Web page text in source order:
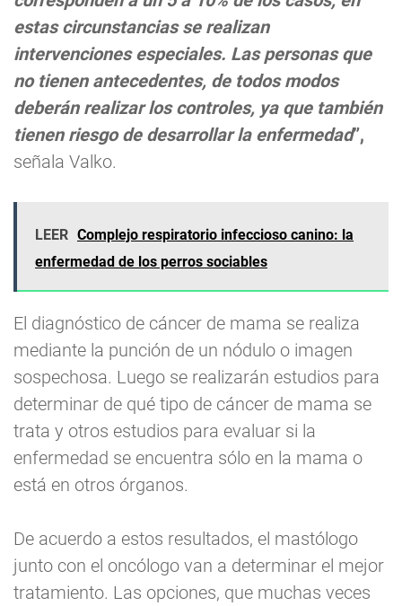
estas circunstancias se realizan
intervenciones especiales. Las personas que
no tienen antecedentes, de todos modos
deberán realizar los controles, ya que también
tienen riesgo de desarrollar la enfermedad”,
señala Valko.
LEER Complejo respiratorio infeccioso canino: la
enfermedad de los perros sociables
El diagnóstico de cáncer de mama se realiza
mediante la punción de un nódulo o imagen
sospechosa. Luego se realizarán estudios para
determinar de qué tipo de cáncer de mama se
trata y otros estudios para evaluar si la
enfermedad se encuentra sólo en la mama o
está en otros órganos.
De acuerdo a estos resultados, el mastólogo
junto con el oncólogo van a determinar el mejor
tratamiento. Las opciones, que muchas veces